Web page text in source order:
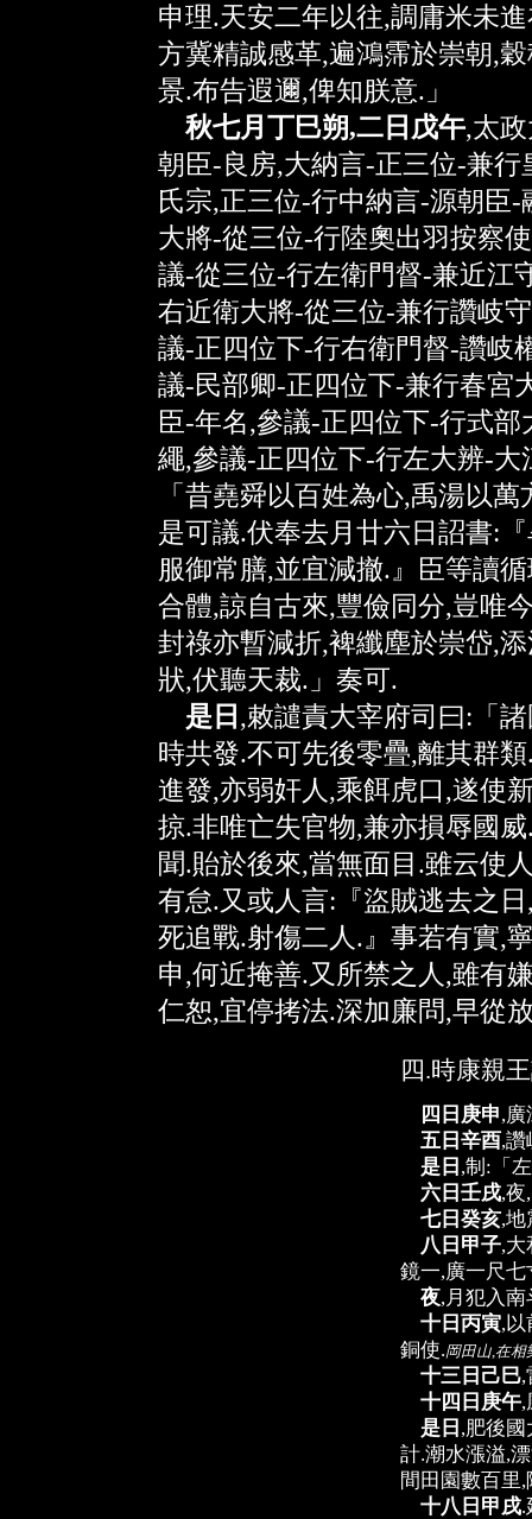
申理.天安二年以往,調庸米未
方冀精誠感革,遍鴻霈於崇朝,
景.布告遐邇,俾知朕意.」
秋七月丁巳朔,二日戊午,太
朝臣-良房,大納言-正三位-兼
氏宗,正三位-行中納言-源朝臣
大將-從三位-行陸奧出羽按察
議-從三位-行左衛門督-兼近江
右近衛大將-從三位-兼行讚岐
議-正四位下-行右衛門督-讚岐
議-民部卿-正四位下-兼行春宮
臣-年名,參議-正四位下-行式
繩,參議-正四位下-行左大辨-大
「昔堯舜以百姓為心,禹湯以
是可議.伏奉去月廿六日詔書:
服御常膳,並宜減撤.』臣等讀
合體,諒自古來,豐儉同分,豈唯
封祿亦暫減折,裨纖塵於崇岱,
狀,伏聽天裁.」奏可.
是日 ,敕譴責大宰府司曰:「
時共發.不可先後零疊,離其群
進發,亦弱奸人,乘餌虎口,遂使
掠.非唯亡失官物,兼亦損辱國
聞.貽於後來,當無面目.雖云使
有怠.又或人言:『盜賊逃去之
死追戰.射傷二人.』事若有實,
申,何近掩善.又所禁之人,雖有
仁恕,宜停拷法.深加廉問,早從
四.時康親
四日庚申,廣
五日辛酉,讚
是日 ,制:「
六日壬戌,夜
七日癸亥,地
八日甲子,大
鏡一,廣一尺七
夜,月犯入南
十日丙寅,以
銅使.岡田山,在相
十三日己巳,
十四日庚午,
是日 ,肥後
計.潮水漲溢,
間田園數百里
十八日甲戌.